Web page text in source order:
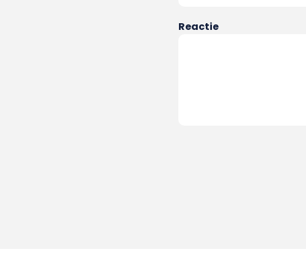
Reactie